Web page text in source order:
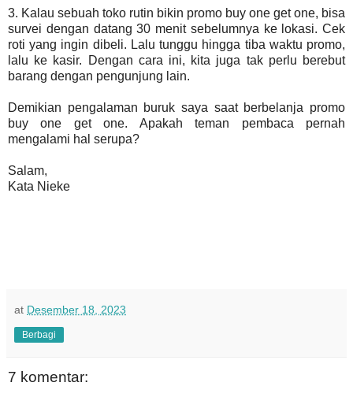
3. Kalau sebuah toko rutin bikin promo buy one get one, bisa
survei dengan datang 30 menit sebelumnya ke lokasi. Cek
roti yang ingin dibeli. Lalu tunggu hingga tiba waktu promo,
lalu ke kasir. Dengan cara ini, kita juga tak perlu berebut
barang dengan pengunjung lain.
Demikian pengalaman buruk saya saat berbelanja promo
buy one get one. Apakah teman pembaca pernah
mengalami hal serupa?
Salam,
Kata Nieke
at Desember 18, 2023
Berbagi
7 komentar: